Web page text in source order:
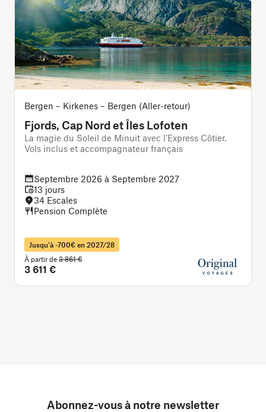
Bergen – Kirkenes – Bergen (Aller-retour)
Fjords, Cap Nord et Îles Lofoten
La magie du Soleil de Minuit avec l’Express Côtier.
Vols inclus et accompagnateur français
Septembre 2026 à Septembre 2027
13 jours
34 Escales
Pension Complète
Jusqu'à -700€ en 2027/28
À partir de 3 861 €
3 611 €
Abonnez-vous à notre newsletter